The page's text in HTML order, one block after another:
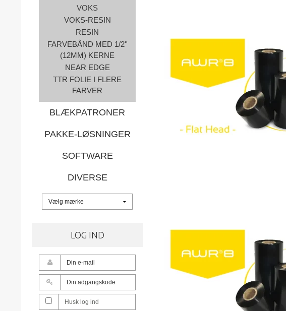
VOKS
VOKS-RESIN
RESIN
FARVEBÅND MED 1/2''
(12MM) KERNE
NEAR EDGE
TTR FOLIE I FLERE
FARVER
BLÆKPATRONER
PAKKE-LØSNINGER
SOFTWARE
DIVERSE
LOG IND
Husk log ind